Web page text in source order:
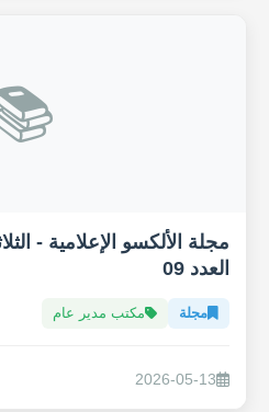
العدد 09
مجلة مكتب مدير عام
2026-05-13